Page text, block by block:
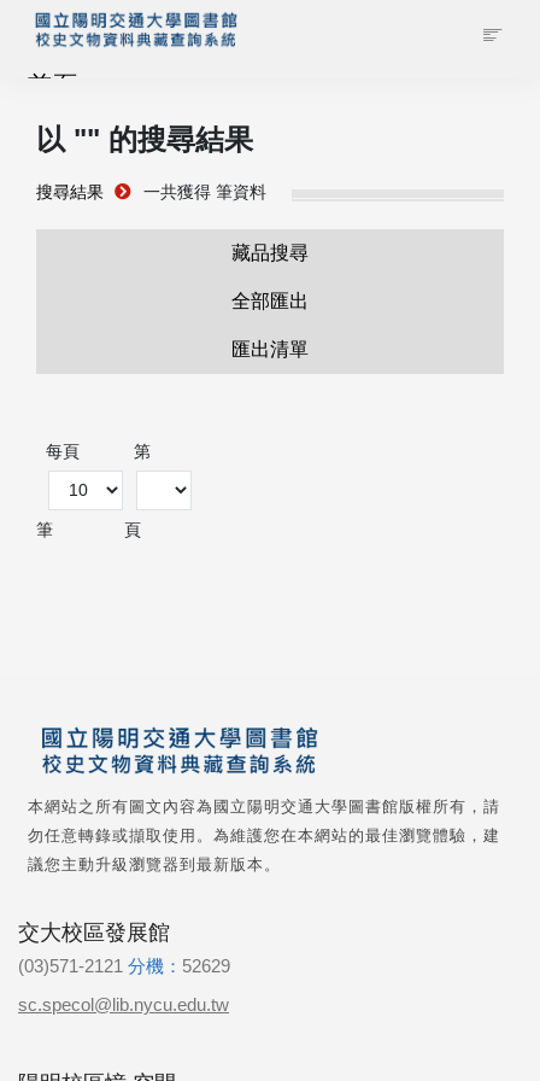
首頁
藏品查詢
以 "" 的搜尋結果
搜尋結果 一共獲得 筆資料
藏品搜尋
全部匯出
匯出清單
每頁
筆
第
頁
本網站之所有圖文內容為國立陽明交通大學圖書館版權所有，請
勿任意轉錄或擷取使用。為維護您在本網站的最佳瀏覽體驗，建
議您主動升級瀏覽器到最新版本。
交大校區發展館
(03)571-2121 分機： 52629
sc.specol@lib.nycu.edu.tw